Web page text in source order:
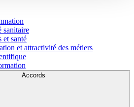
sanitaire
et santé
et attractivité des métiers
Accords